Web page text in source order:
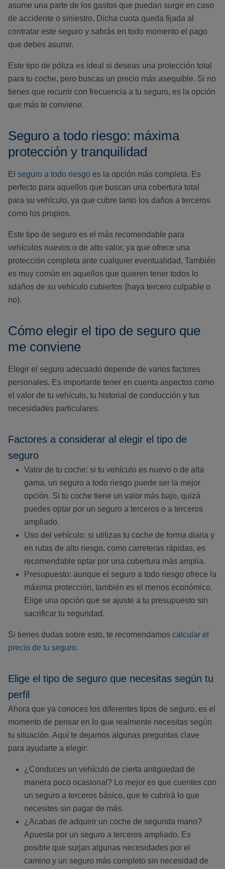
asume una parte de los gastos que puedan surgir en caso
de accidente o siniestro. Dicha cuota queda fijada al
contratar este seguro y sabrás en todo momento el pago
que debes asumir.
Este tipo de póliza es ideal si deseas una protección total
para tu coche, pero buscas un precio más asequible. Si no
tienes que recurrir con frecuencia a tu seguro, es la opción
que más te conviene.
Seguro a todo riesgo: máxima
protección y tranquilidad
El seguro a todo riesgo es la opción más completa. Es
perfecto para aquellos que buscan una cobertura total
para su vehículo, ya que cubre tanto los daños a terceros
como los propios.
Este tipo de seguro es el más recomendable para
vehículos nuevos o de alto valor, ya que ofrece una
protección completa ante cualquier eventualidad, También
es muy común en aquellos que quieren tener todos lo
sdaños de su vehículo cubiertos (haya tercero culpable o
no).
Cómo elegir el tipo de seguro que
me conviene
Elegir el seguro adecuado depende de varios factores
personales. Es importante tener en cuenta aspectos como
el valor de tu vehículo, tu historial de conducción y tus
necesidades particulares.
Factores a considerar al elegir el tipo de
seguro
Valor de tu coche: si tu vehículo es nuevo o de alta
gama, un seguro a todo riesgo puede ser la mejor
opción. Si tu coche tiene un valor más bajo, quizá
puedes optar por un seguro a terceros o a terceros
ampliado.
Uso del vehículo: si utilizas tu coche de forma diaria y
en rutas de alto riesgo, como carreteras rápidas, es
recomendable optar por una cobertura más amplia.
Presupuesto: aunque el seguro a todo riesgo ofrece la
máxima protección, también es el menos económico.
Elige una opción que se ajuste a tu presupuesto sin
sacrificar tu seguridad.
Si tienes dudas sobre esto, te recomendamos calcular el
precio de tu seguro.
Elige el tipo de seguro que necesitas según tu
perfil
Ahora que ya conoces los diferentes tipos de seguro, es el
momento de pensar en lo que realmente necesitas según
tu situación. Aquí te dejamos algunas preguntas clave
para ayudarte a elegir:
¿Conduces un vehículo de cierta antigüedad de
manera poco ocasional? Lo mejor es que cuentes con
un seguro a terceros básico, que te cubrirá lo que
necesites sin pagar de más.
¿Acabas de adquirir un coche de segunda mano?
Apuesta por un seguro a terceros ampliado. Es
posible que surjan algunas necesidades por el
camino y un seguro más completo sin necesidad de